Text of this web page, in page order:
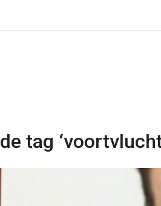
tag